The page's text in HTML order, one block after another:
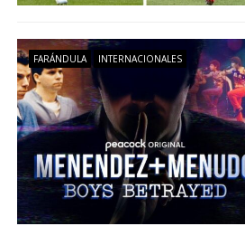
n
t
r
a
d
FARÁNDULA INTERNACIONALES